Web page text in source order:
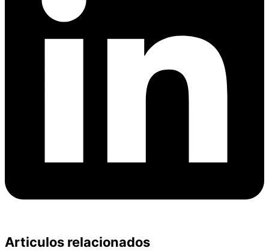
Articulos relacionados